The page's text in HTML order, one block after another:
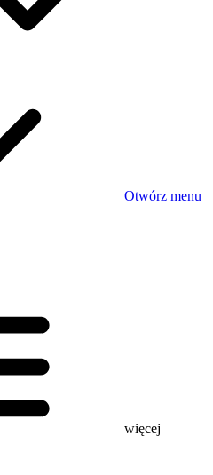
Otwórz menu
więcej